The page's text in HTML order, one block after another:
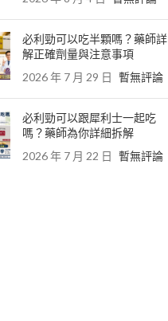
必利勁可以吃半顆嗎？藥師詳
解正確劑量與注意事項
2026 年 7 月 29 日 暫無評論
必利勁可以跟犀利士一起吃
嗎？藥師為你詳細拆解
2026 年 7 月 22 日 暫無評論